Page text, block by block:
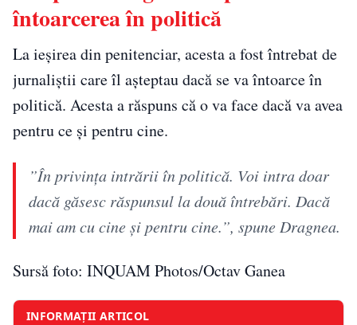
întoarcerea în politică
La ieșirea din penitenciar, acesta a fost întrebat de
jurnaliștii care îl așteptau dacă se va întoarce în
politică. Acesta a răspuns că o va face dacă va avea
pentru ce și pentru cine.
”În privinţa intrării în politică. Voi intra doar
dacă găsesc răspunsul la două întrebări. Dacă
mai am cu cine şi pentru cine.”, spune Dragnea.
Sursă foto: INQUAM Photos/Octav Ganea
INFORMAȚII ARTICOL